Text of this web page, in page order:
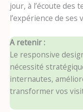
jour, à l’écoute des
l’expérience de ses
A retenir :
Le responsive
nécessité
internautes,
transformer vos